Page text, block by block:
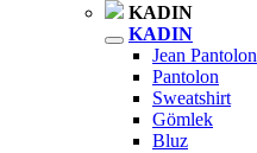
KADIN
KADIN
Jean Pantolon
Pantolon
Sweatshirt
Gömlek
Bluz